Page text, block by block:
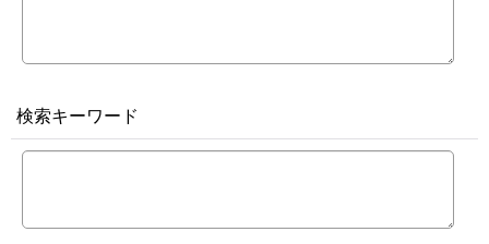
検索キーワード